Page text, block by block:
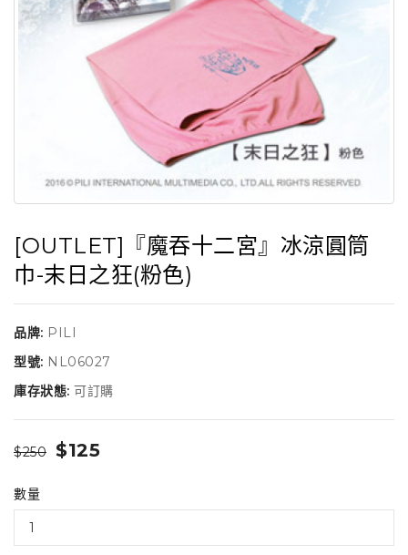
[OUTLET]『魔吞十二宮』冰涼圓筒
巾-末日之狂(粉色)
品牌: PILI
型號: NL06027
庫存狀態: 可訂購
$250 $125
數量